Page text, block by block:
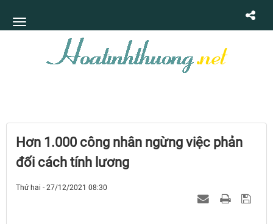
Hơn 1.000 công nhân ngừng việc phản
đối cách tính lương
Thứ hai - 27/12/2021 08:30